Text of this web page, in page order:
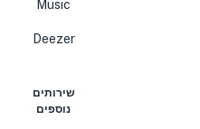
Music
Deezer
שירותים
נוספים